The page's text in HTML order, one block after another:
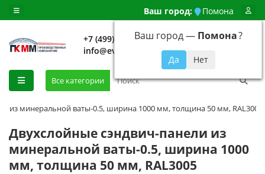
Ваш город: Помона
Ваш город — Помона?
+7 (499) 648-92-94
info@evroshtaketnikmoskva.ru
Все категории
из минеральной ваты-0.5, ширина 1000 мм, толщина 50 мм, RAL3005
Двухслойные сэндвич-панели из
минеральной ваты-0.5, ширина 1000
мм, толщина 50 мм, RAL3005